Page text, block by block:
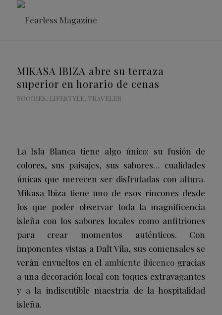
MIKASA IBIZA abre su terraza
superior en horario de cenas
FOODIES, LIFESTYLE, TRAVELER
La Isla Blanca tiene algo único: su fusión de
colores, sus paisajes, sus sabores… cualidades
únicas que merecen ser disfrutadas con altura.
Mikasa Ibiza tiene uno de esos rincones desde
los que poder observar toda la magnificencia
isleña con los sabores locales como anfitriones
para crear momentos auténticos. Con
imponentes vistas a Dalt Vila, sus comensales se
verán envueltos en el ambiente ibicenco gracias
a una decoración local con toques extravagantes
y a la indiscutible maestría de la hospitalidad
isleña.